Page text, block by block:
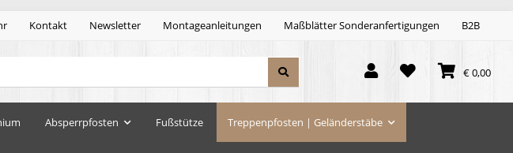
Kontakt Newsletter Montageanleitungen Maßblätter Sonderanfertigungen B2B
€ 0,00
Absperrpfosten Fußstütze Treppenpfosten | Geländerstäbe